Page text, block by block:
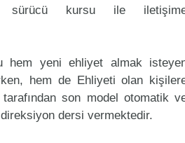
sürücü kursu ile
hem yeni ehliyet almak
hem de Ehliyeti olan
son model otomatik
dersi vermektedir.